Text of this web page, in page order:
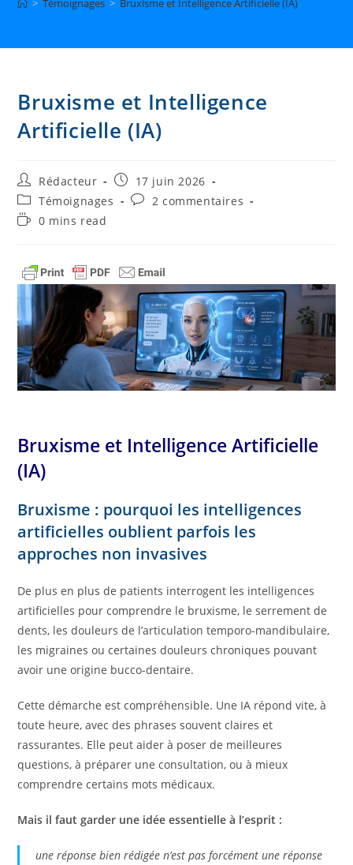
> Témoignages > Bruxisme et Intelligence Artificielle (IA)
Bruxisme et Intelligence
Artificielle (IA)
Auteur/autrice
de
la
publication :
Rédacteur
Publication
publiée :
17 juin 2026
Post
category:
Témoignages
Commentaires
2 commentaires
Temps0 mins read
Bruxisme et Intelligence Artificielle
(IA)
Bruxisme : pourquoi les intelligences
artificielles oublient parfois les
approches non invasives
De plus en plus de patients interrogent les intelligences
artificielles pour comprendre le bruxisme, le serrement de
dents, les douleurs de l’articulation temporo-mandibulaire,
les migraines ou certaines douleurs chroniques pouvant
avoir une origine bucco-dentaire.
Cette démarche est compréhensible. Une IA répond vite, à
toute heure, avec des phrases souvent claires et
rassurantes. Elle peut aider à poser de meilleures
questions, à préparer une consultation, ou à mieux
comprendre certains mots médicaux.
Mais il faut garder une idée essentielle à l’esprit :
une réponse bien rédigée n’est pas forcément une réponse